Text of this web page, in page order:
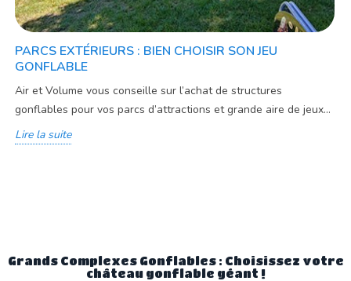
PARCS EXTÉRIEURS : BIEN CHOISIR SON JEU
GONFLABLE
Air et Volume vous conseille sur l’achat de structures
gonflables pour vos parcs d’attractions et grande aire de jeux...
Lire la suite
Grands Complexes Gonflables : Choisissez votre
château gonflable géant !